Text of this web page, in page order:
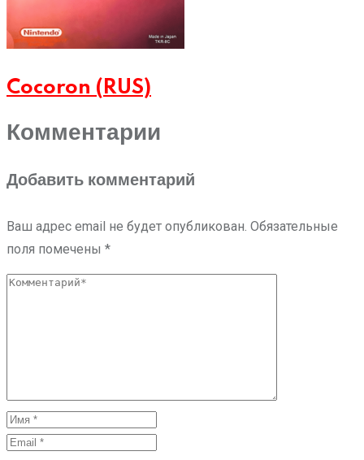
Cocoron (RUS)
Комментарии
Добавить комментарий
Ваш адрес email не будет опубликован. Обязательные
поля помечены *